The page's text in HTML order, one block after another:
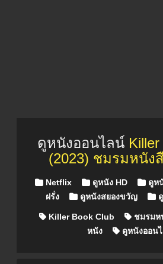
ดูหนังออนไลน์
(2023) ชมรมหนัง
Posted in
Netflix ดูหนัง HD ดูห
ฝรั่ง
ดูหนังสยองขวัญ ดู
Killer Book Club ชมรมห
หนัง
ดูหนังออน